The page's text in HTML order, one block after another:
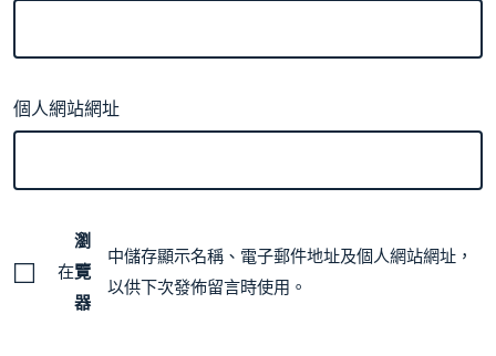
個人網站網址
在
瀏
覽
器
中儲存顯示名稱、電子郵件地址及個人網站網址，
以供下次發佈留言時使用。